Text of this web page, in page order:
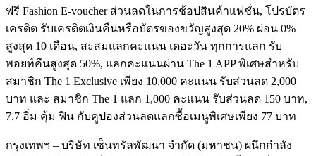
ฟรี Fashion E-voucher ส่วนลดในการช้อปสินค้าแฟชั่น, โปรบัตร
เครดิต รับเครดิตเงินคืนหรือบัตรของขวัญสูงสุด 20% ผ่อน 0%
สูงสุด 10 เดือน, สะสมแลกคะแนน เดอะวัน ทุกการแลก รับ
พอยท์คืนสูงสุด 50%, แลกคะแนนผ่าน The 1 APP พิเศษสำหรับ
สมาชิก The 1 Exclusive เพียง 10,000 คะแนน รับส่วนลด 2,000
บาท และ สมาชิก The 1 แลก 1,000 คะแนน รับส่วนลด 150 บาท,
7.7 อิ่ม คุ้ม ฟิน กับคูปองส่วนลดแลกซื้อเมนูพิเศษเพียง 77 บาท
กรุงเทพฯ – บริษัท เซ็นทรัลพัฒนา จำกัด (มหาชน) ผนึกกำลัง